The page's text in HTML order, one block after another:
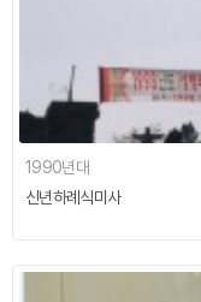
1990년대
신년하례식미사